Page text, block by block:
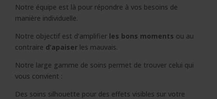
Notre équipe est là pour répondre à vos besoins de
manière individuelle.
Notre objectif est d’amplifier les bons moments ou au
contraire d’apaiser les mauvais.
Notre large gamme de soins permet de trouver celui qui
vous convient :
Des soins silhouette pour des effets visibles sur votre